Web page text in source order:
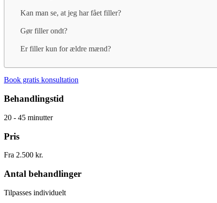
Kan man se, at jeg har fået filler?
Gør filler ondt?
Er filler kun for ældre mænd?
Book gratis konsultation
Behandlingstid
20 - 45 minutter
Pris
Fra 2.500 kr.
Antal behandlinger
Tilpasses individuelt